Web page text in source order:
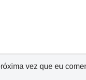
vez que eu